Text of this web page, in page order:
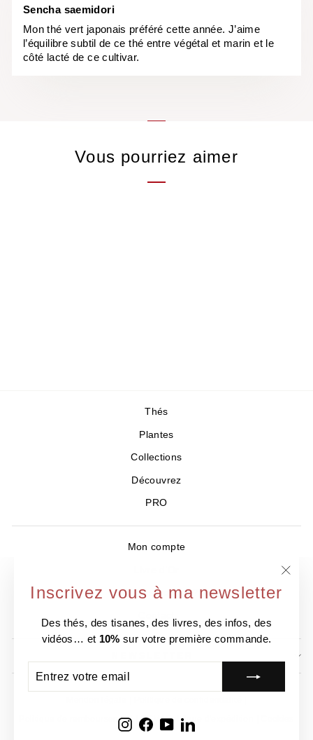
Inscrivez vous à ma newsletter
Des thés, des tisanes, des livres, des infos, des
vidéos… et 10% sur votre première commande.
VOTRE
EMAIL
InstagramFacebook
YouTubeLinkedIn
Sencha saemidori
Mon thé vert japonais préféré cette année. J’aime
l’équilibre subtil de ce thé entre végétal et marin et le
côté lacté de ce cultivar.
Vous pourriez aimer
Thés
Plantes
Collections
Découvrez
PRO
Mon compte
Où nous trouver ?
Politique de remboursement
CGV Politique d'expédition